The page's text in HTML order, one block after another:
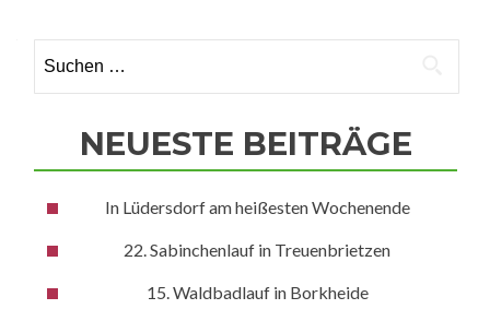
nach:
NEUESTE BEITRÄGE
In Lüdersdorf am heißesten Wochenende
22. Sabinchenlauf in Treuenbrietzen
15. Waldbadlauf in Borkheide